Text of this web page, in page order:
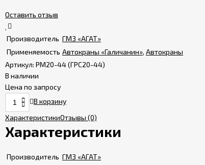
Оставить отзыв
Производитель ГМЗ «АГАТ»
Применяемость Автокраны «Галичанин», Автокраны
Артикул: РМ20-44 (ГРС20-44)
В наличии
Цена по запросу
В корзину
ХарактеристикиОтзывы (0)
Характеристики
Производитель ГМЗ «АГАТ»